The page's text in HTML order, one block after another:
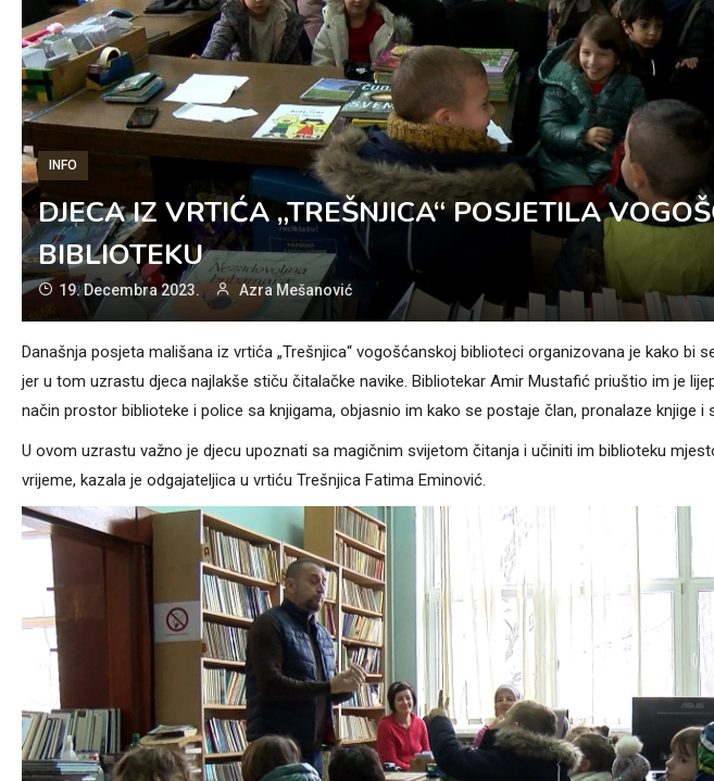
INFO
DJECA IZ VRTIĆA „TREŠNJICA“ POSJETILA
BIBLIOTEKU
19. Decembra 2023. Azra Mešanović
Današnja posjeta mališana iz vrtića „Trešnjica“ vogošćanskoj biblioteci organizovana je kako bi
jer u tom uzrastu djeca najlakše stiču čitalačke navike. Bibliotekar Amir Mustafić priuštio im je
način prostor biblioteke i police sa knjigama, objasnio im kako se postaje član, pronalaze knjige i
U ovom uzrastu važno je djecu upoznati sa magičnim svijetom čitanja i učiniti im biblioteku
vrijeme, kazala je odgajateljica u vrtiću Trešnjica Fatima Eminović.